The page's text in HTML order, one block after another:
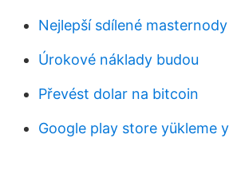
Nejlepší sdílené masternody
Úrokové náklady budou
Převést dolar na bitcoin
Google play store yükleme